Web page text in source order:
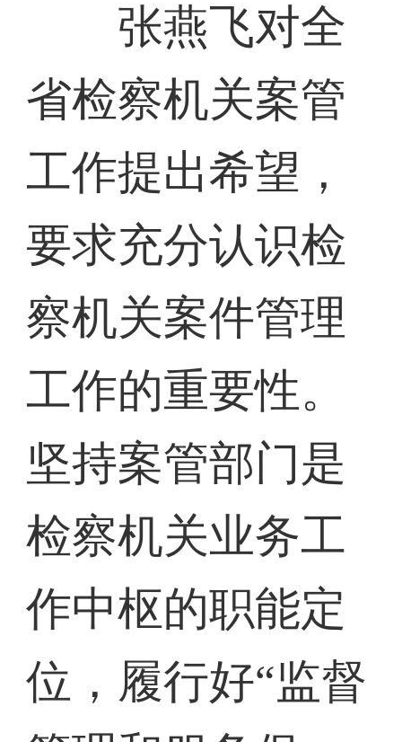
张燕飞对全
省检察机关案管
工作提出希望，
要求充分认识检
察机关案件管理
工作的重要性。
坚持案管部门是
检察机关业务工
作中枢的职能定
位，履行好“监督